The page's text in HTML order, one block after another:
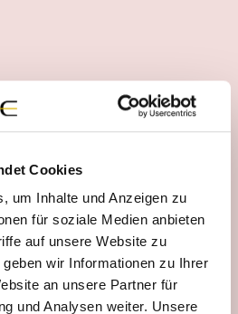
Cookies
um Inhalte und Anzeigen zu
für soziale Medien anbieten
auf unsere Website zu
wir Informationen zu Ihrer
an unsere Partner für
und Analysen weiter. Unsere